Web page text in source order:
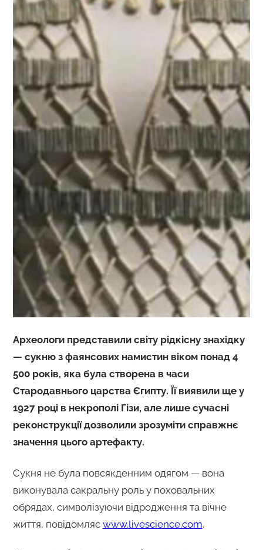
Археологи представили світу рідкісну знахідку
— сукню з фаянсових намистин віком понад 4
500 років, яка була створена в часи
Стародавнього царства Єгипту. Її виявили ще у
1927 році в некрополі Гізи, але лише сучасні
реконструкції дозволили зрозуміти справжнє
значення цього артефакту.
Сукня не була повсякденним одягом — вона
виконувала сакральну роль у поховальних
обрядах, символізуючи відродження та вічне
життя, повідомляє www.livescience.com.